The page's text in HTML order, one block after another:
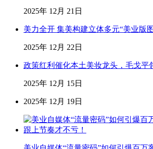
2025年 12月 21日
美力全开 集美构建立体多元“美业版
2025年 12月 22日
政策红利催化本土美妆龙头，毛戈平
2025年 12月 15日
2025年 12月 19日